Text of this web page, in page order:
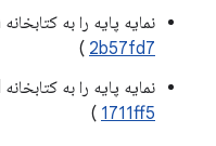
نمایه پایه را به کتابخانه tv-foundation اضافه کنید. (
2b57fd7
)
نمایه پایه را به کتابخانه tv-material اضافه کنید. (
1711ff5
)